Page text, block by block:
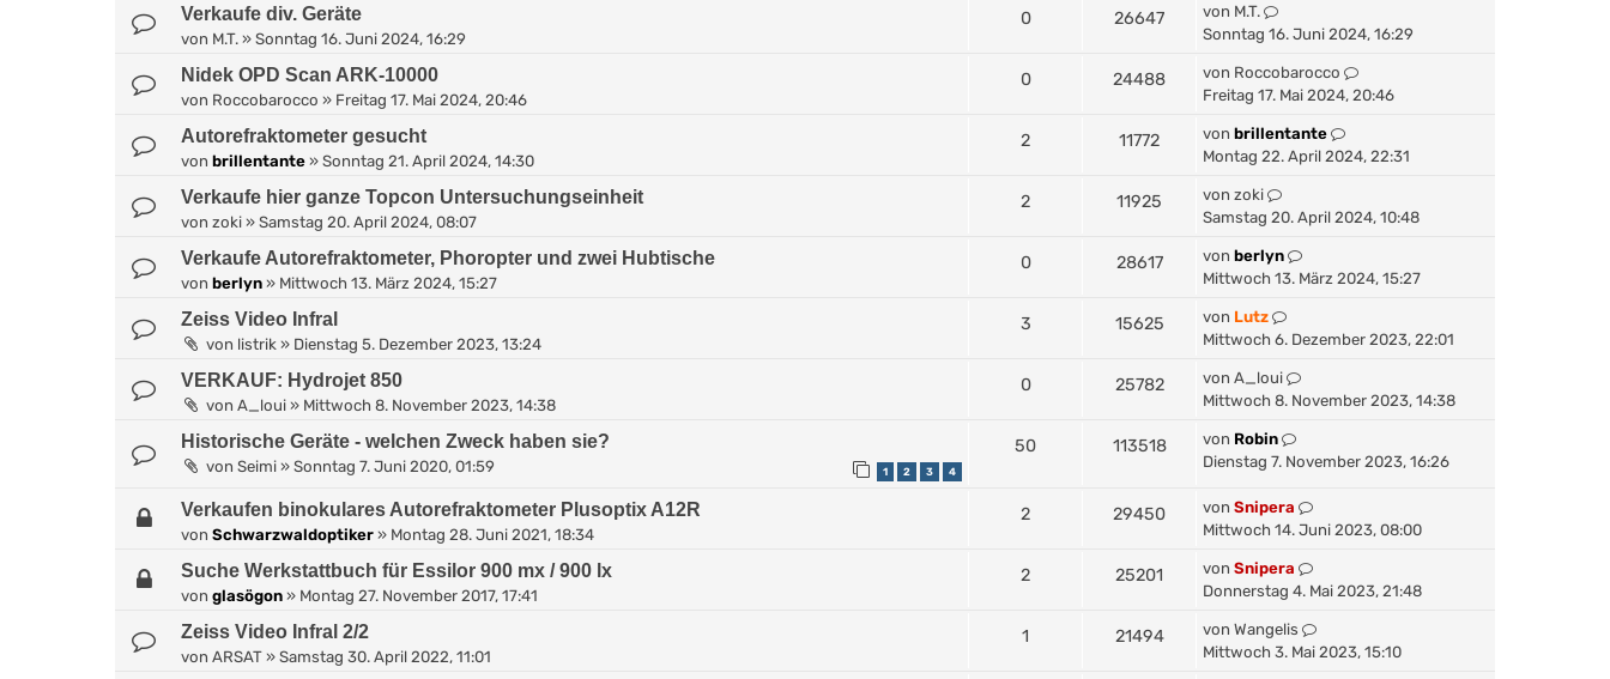
Verkaufe div. Geräte
von M.T. » Sonntag 16. Juni 2024, 16:29
0 26647 von M.T.
Sonntag 16. Juni 2024, 16:29
Nidek OPD Scan ARK-10000
von Roccobarocco » Freitag 17. Mai 2024, 20:46
0 24488 von Roccobarocco
Freitag 17. Mai 2024, 20:46
Autorefraktometer gesucht
von brillentante » Sonntag 21. April 2024, 14:30
2 11772 von brillentante
Montag 22. April 2024, 22:31
Verkaufe hier ganze Topcon Untersuchungseinheit
von zoki » Samstag 20. April 2024, 08:07
2 11925 von zoki
Samstag 20. April 2024, 10:48
Verkaufe Autorefraktometer, Phoropter und zwei Hubtische
von berlyn » Mittwoch 13. März 2024, 15:27
0 28617 von berlyn
Mittwoch 13. März 2024, 15:27
Zeiss Video Infral
von listrik » Dienstag 5. Dezember 2023, 13:24
3 15625 von Lutz
Mittwoch 6. Dezember 2023, 22:01
VERKAUF: Hydrojet 850
von A_loui » Mittwoch 8. November 2023, 14:38
0 25782 von A_loui
Mittwoch 8. November 2023, 14:38
Historische Geräte - welchen Zweck haben sie?
von Seimi » Sonntag 7. Juni 2020, 01:59 1 2 3 4
50 113518 von Robin
Dienstag 7. November 2023, 16:26
Verkaufen binokulares Autorefraktometer Plusoptix A12R
von Schwarzwaldoptiker » Montag 28. Juni 2021, 18:34
2 29450 von Snipera
Mittwoch 14. Juni 2023, 08:00
Suche Werkstattbuch für Essilor 900 mx / 900 lx
von glasögon » Montag 27. November 2017, 17:41
2 25201 von Snipera
Donnerstag 4. Mai 2023, 21:48
Zeiss Video Infral 2/2
von ARSAT » Samstag 30. April 2022, 11:01
1 21494 von Wangelis
Mittwoch 3. Mai 2023, 15:10